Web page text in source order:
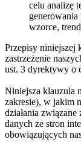
celu analizę
wzorce,
Przepisy niniejszej
zastrzeżenie
ust. 3 dyrektywy o
Niniejsza klauzula
zakresie), w jakim
działania
danych ze stron
obowiązujących